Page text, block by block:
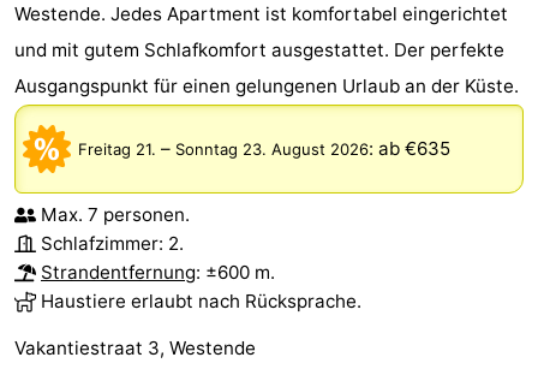
Zwin
Heist
Zeebrugge
Blankenberge
-
Wenduine
-
De
Haan
-
Bredene
-
Ostende
-
Middelkerke
-
Westende. Jedes Apartment ist komfortabel eingerichtet
und mit gutem Schlafkomfort ausgestattet. Der perfekte
Ausgangspunkt für einen gelungenen Urlaub an der Küste.
Freitag 21. – Sonntag 23. August 2026: ab €635
Max. 7 personen.
Schlafzimmer: 2.
Strandentfernung: ±600 m.
Haustiere erlaubt nach Rücksprache.
Vakantiestraat 3, Westende